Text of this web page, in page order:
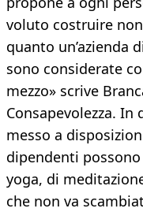
voluto costruire
quanto un’azienda
sono considerate
mezzo» scrive
Consapevolezza. In
messo a
dipendenti
yoga, di
che non va